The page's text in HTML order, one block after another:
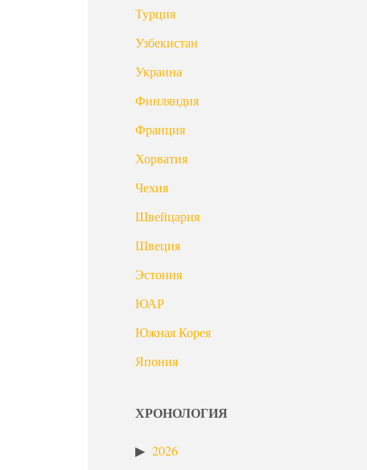
Турция
Узбекистан
Украина
Финляндия
Франция
Хорватия
Чехия
Швейцария
Швеция
Эстония
ЮАР
Южная Корея
Япония
ХРОНОЛОГИЯ
2026